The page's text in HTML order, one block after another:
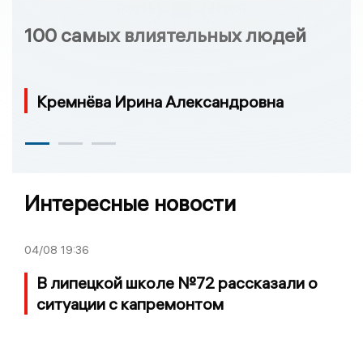
100 самых влиятельных людей
Кремнёва Ирина Александровна
Интересные новости
04/08 19:36
В липецкой школе №72 рассказали о
ситуации с капремонтом